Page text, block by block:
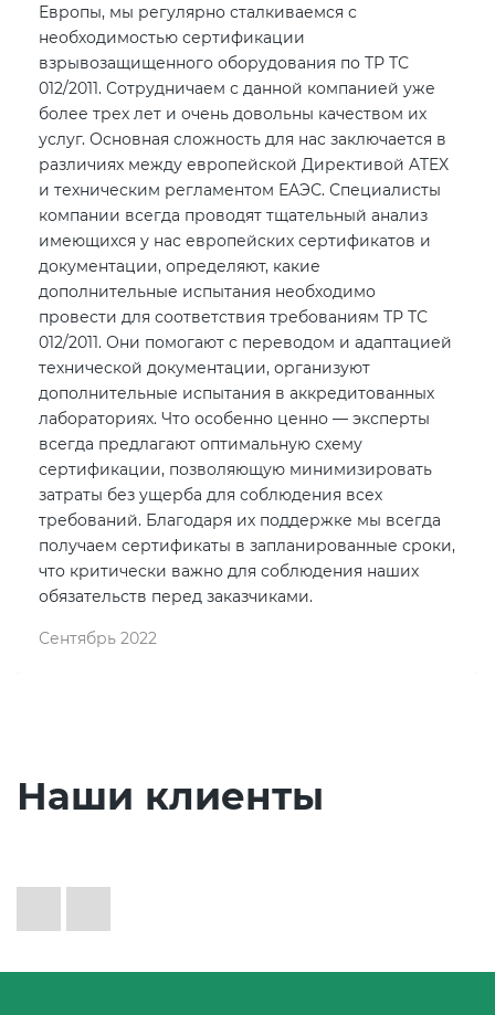
Европы, мы регулярно сталкиваемся с
необходимостью сертификации
взрывозащищенного оборудования по ТР ТС
012/2011. Сотрудничаем с данной компанией уже
более трех лет и очень довольны качеством их
услуг. Основная сложность для нас заключается в
различиях между европейской Директивой ATEX
и техническим регламентом ЕАЭС. Специалисты
компании всегда проводят тщательный анализ
имеющихся у нас европейских сертификатов и
документации, определяют, какие
дополнительные испытания необходимо
провести для соответствия требованиям ТР ТС
012/2011. Они помогают с переводом и адаптацией
технической документации, организуют
дополнительные испытания в аккредитованных
лабораториях. Что особенно ценно — эксперты
всегда предлагают оптимальную схему
сертификации, позволяющую минимизировать
затраты без ущерба для соблюдения всех
требований. Благодаря их поддержке мы всегда
получаем сертификаты в запланированные сроки,
что критически важно для соблюдения наших
обязательств перед заказчиками.
Сентябрь 2022
Наши клиенты